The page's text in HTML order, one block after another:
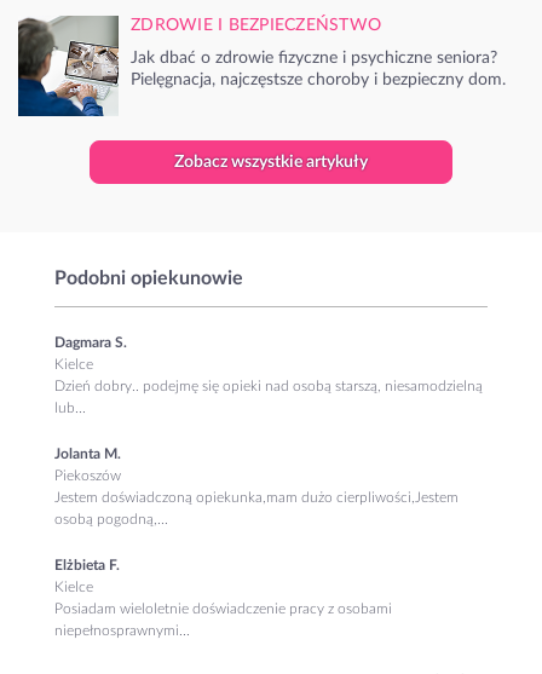
ZDROWIE I BEZPIECZEŃSTWO
Jak dbać o zdrowie fizyczne i psychiczne seniora?
Pielęgnacja, najczęstsze choroby i bezpieczny dom.
Zobacz wszystkie artykuły
Podobni opiekunowie
Dagmara S.
Kielce
Dzień dobry.. podejmę się opieki nad osobą starszą, niesamodzielną
lub...
Jolanta M.
Piekoszów
Jestem doświadczoną opiekunka,mam dużo cierpliwości,Jestem
osobą pogodną,...
Elżbieta F.
Kielce
Posiadam wieloletnie doświadczenie pracy z osobami
niepełnosprawnymi...